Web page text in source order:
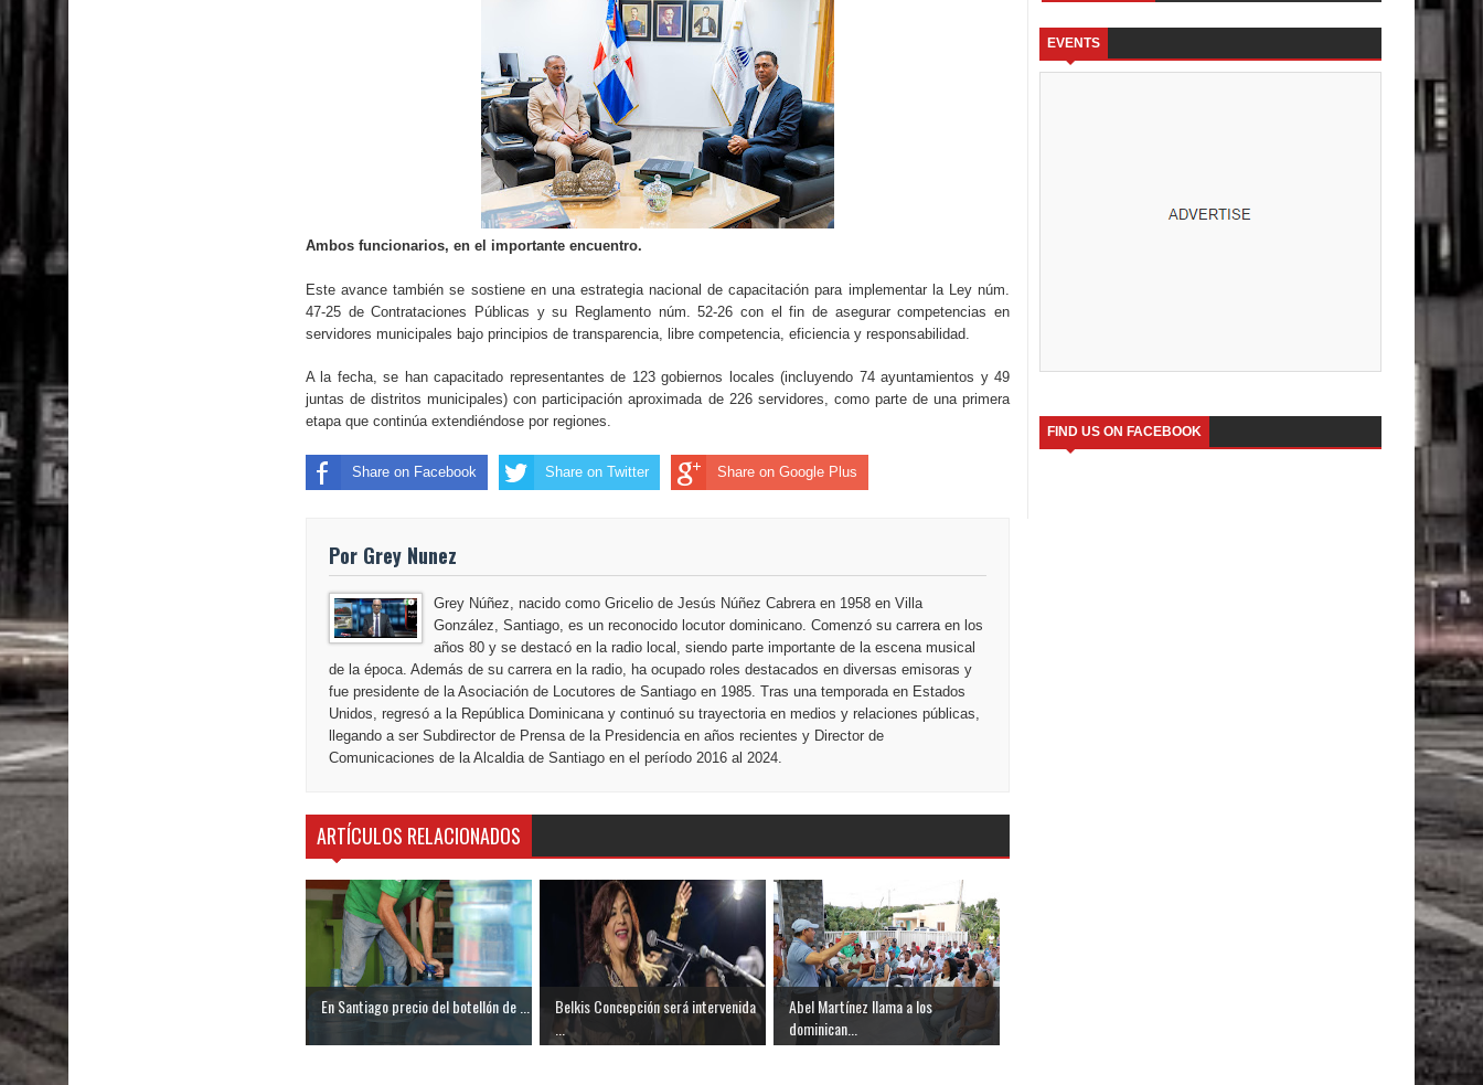
Ambos funcionarios, en el importante encuentro.
Este avance también se sostiene en una estrategia nacional de capacitación para implementar la Ley núm.
47-25 de Contrataciones Públicas y su Reglamento núm. 52-26 con el fin de asegurar competencias en
servidores municipales bajo principios de transparencia, libre competencia, eficiencia y responsabilidad.
A la fecha, se han capacitado representantes de 123 gobiernos locales (incluyendo 74 ayuntamientos y 49
juntas de distritos municipales) con participación aproximada de 226 servidores, como parte de una primera
etapa que continúa extendiéndose por regiones.
Share on Facebook Share on Twitter Share on Google Plus
Por Grey Nunez
Grey Núñez, nacido como Gricelio de Jesús Núñez Cabrera en 1958 en Villa
González, Santiago, es un reconocido locutor dominicano. Comenzó su carrera en los
años 80 y se destacó en la radio local, siendo parte importante de la escena musical
de la época. Además de su carrera en la radio, ha ocupado roles destacados en diversas emisoras y
fue presidente de la Asociación de Locutores de Santiago en 1985. Tras una temporada en Estados
Unidos, regresó a la República Dominicana y continuó su trayectoria en medios y relaciones públicas,
llegando a ser Subdirector de Prensa de la Presidencia en años recientes y Director de
Comunicaciones de la Alcaldia de Santiago en el período 2016 al 2024.
ARTÍCULOS RELACIONADOS
En Santiago precio del botellón de ...
Belkis Concepción será intervenida
...
Abel Martínez llama a los
dominican...
EVENTS
FIND US ON FACEBOOK